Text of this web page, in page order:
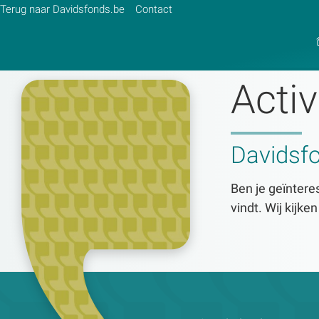
Terug naar Davidsfonds.be Contact
Ben je
vindt. Wij
Zoek: